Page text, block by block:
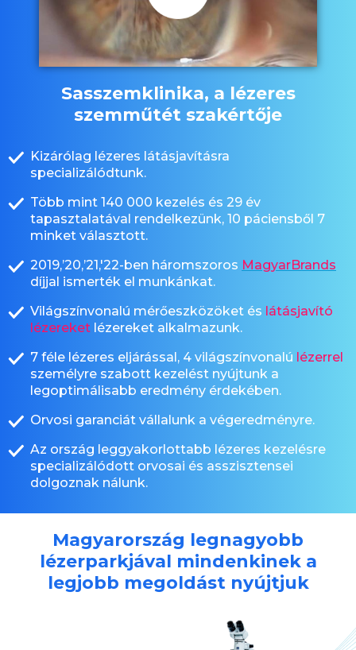
Sasszemklinika, a lézeres
szemműtét szakértője
Kizárólag lézeres látásjavításra
specializálódtunk.
Több mint 140 000 kezelés és 29 év
tapasztalatával rendelkezünk, 10 páciensből 7
minket választott.
2019,’20,’21,'22-ben háromszoros MagyarBrands
díjjal ismerték el munkánkat.
Világszínvonalú mérőeszközöket és látásjavító
lézereket lézereket alkalmazunk.
7 féle lézeres eljárással, 4 világszínvonalú lézerrel
személyre szabott kezelést nyújtunk a
legoptimálisabb eredmény érdekében.
Orvosi garanciát vállalunk a végeredményre.
Az ország leggyakorlottabb lézeres kezelésre
specializálódott orvosai és asszisztensei
dolgoznak nálunk.
Magyarország legnagyobb
lézerparkjával mindenkinek a
legjobb megoldást nyújtjuk